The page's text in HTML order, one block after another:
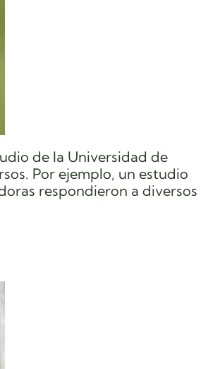
de la Universidad de
Por ejemplo, un estudio
respondieron a diversos